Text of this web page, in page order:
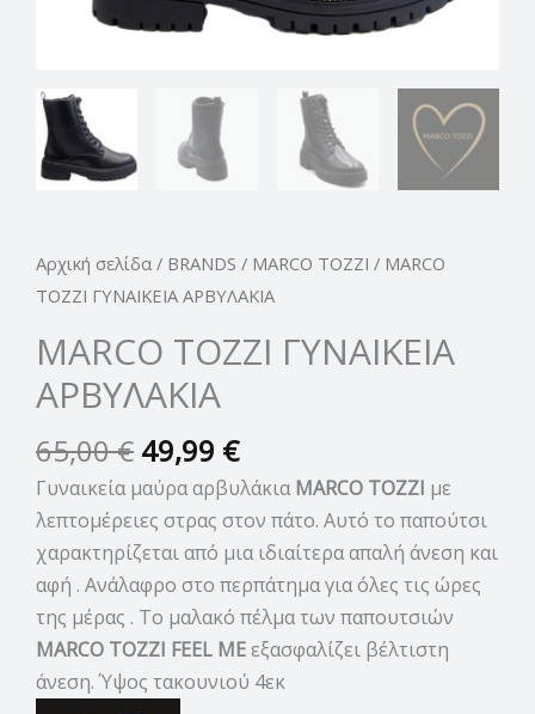
Αρχική σελίδα / BRANDS / MARCO TOZZI / MARCO
TOZZI ΓΥΝΑΙΚΕΙΑ ΑΡΒΥΛΑΚΙΑ
MARCO TOZZI ΓΥΝΑΙΚΕΙΑ
ΑΡΒΥΛΑΚΙΑ
65,00€ 49,99 €
Γυναικεία μαύρα αρβυλάκιαMARCO TOZZI με
λεπτομέρειες στρας στον πάτο. Αυτό το παπούτσι
χαρακτηρίζεται από μια ιδιαίτερα απαλή άνεση και
αφή . Ανάλαφρο στο περπάτημα για όλες τις ώρες
της μέρας . Το μαλακό πέλμα των παπουτσιών
MARCO TOZZI FEEL MEεξασφαλίζει βέλτιστη
άνεση. Ύψος τακουνιού 4εκ